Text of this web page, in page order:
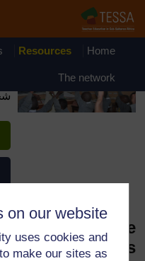
on our website
uses cookies and
make our sites as
تجاوز إلى المحتوى الرئيسي
on Wednesday 12
(GMT) due to routine
Home
Resources
The network
with large
classes